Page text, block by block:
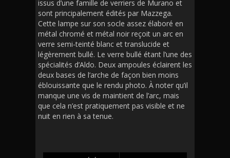
issus d’une famille de verriers de Murano et
sont principalement édités par Mazzega.
Cette lampe sur son socle assez élaboré en
métal chromé et métal noir reçoit un arc en
verre semi-teinté blanc et translucide et
légèrement bullé. Le verre bullé étant l’une des
spécialités d’Aldo. Deux ampoules éclairent les
deux bases de l’arche de façon bien moins
éblouissante que le rendu photo. À noter qu’il
manque une vis de maintient de l’arc, mais
que cela n’est pratiquement pas visible et ne
nuit en rien à sa tenue.